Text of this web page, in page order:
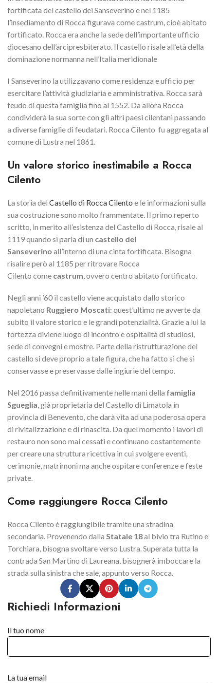
fortificata del castello dei Sanseverino e nel 1185
l’insediamento di Rocca figurava come castrum, cioè abitato
fortificato. Rocca era anche la sede dell’importante ufficio
diocesano dell’arcipresbiterato. Il castello risale all’età della
dominazione normanna nell’Italia meridionale
I Sanseverino la utilizzavano come residenza e ufficio per
esercitare l’attività giudiziaria e amministrativa. Rocca sarà
feudo di questa famiglia fino al 1552. Da allora Rocca
condividerà la sua sorte con gli altri paesi cilentani passando
a diverse famiglie di feudatari. Rocca Cilento fu aggregata al
comune di Lustra nel 1861.
Un valore storico inestimabile a Rocca
Cilento
La storia del Castello di Rocca Cilento e le informazioni sulla
sua costruzione sono molto frammentate. Il primo reperto
scritto, in merito all’esistenza del Castello di Rocca, risale al
1119 quando si parla di un castello dei
Sanseverino all’interno di una cinta fortificata. Bisogna
risalire però al 1185 per ritrovare Rocca
Cilento come castrum, ovvero centro abitato fortificato.
Negli anni ’60 il castello viene acquistato dallo storico
napoletano Ruggiero Moscati: quest’ultimo ne avverte da
subito il valore storico e le grandi potenzialità. Grazie a lui la
fortezza diviene luogo di incontro e ospitalità di studiosi,
sede di convegni e mostre. Parte della ristrutturazione del
castello si deve proprio a tale figura, che ha fatto sì che si
conservasse e preservasse dalle ingiurie del tempo.
Nel 2016 passa definitivamente nelle mani della famiglia
Sgueglia, già proprietaria del Castello di Limatola in
provincia di Benevento, che darà vita ad una poderosa opera
di rivitalizzazione e di rinascita. Da quel momento i lavori di
restauro non sono mai cessati e continuano costantemente
per creare una struttura ricettiva in cui svolgere eventi,
cerimonie, matrimoni ma anche ospitare conferenze e feste
private.
Come raggiungere Rocca Cilento
Rocca Cilento è raggiungibile tramite una stradina
secondaria. Provenendo dalla Statale 18al bivio tra Rutino e
Torchiara, bisogna svoltare verso Lustra. Superata tutta la
contrada San Martino di Laureana, bisognerà imboccare la
strada sulla sinistra che sale, appunto verso Rocca.
Richiedi Informazioni
Il tuo nome
La tua email